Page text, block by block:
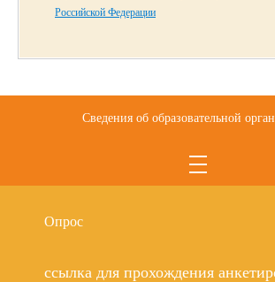
Российской Федерации
Сведения об образовательной
Опрос
ссылка для прохождения